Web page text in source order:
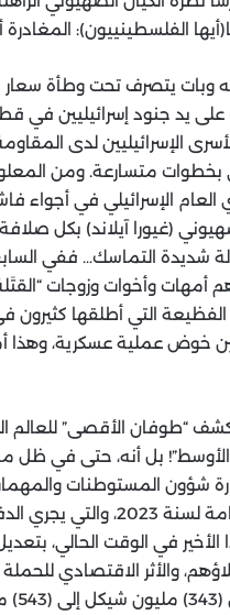
الفلسطينييون): المغادرة
وبات يتصرف تحت وطأة سعار
يد جنود إسرائيليين في
الإسرائيليين لدى
متسارعة. ومن
العام الإسرائيلي في أجواء
(غيورا آيلاند) بكل
شديدة التماسك… ففي
أمهات وأخوات وزوجات
التي أطلقها كثيرون
خوض عملية عسكرية، وهذا
“طوفان الأقصى” للعالم
بل أنه، حتى في ظل
شؤون المستوطنات
التي قررت الحكومة الإسرائيلية إدخالها إلى
في الوقت الحالي،
والأثر الاقتصادي